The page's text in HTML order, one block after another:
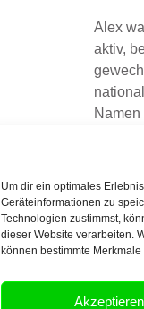
Um dir ein optimales
Geräteinformationen zu
Technologien zustimmst,
dieser Website verarbeiten.
können bestimmte
Akzeptieren
Alex
aktiv,